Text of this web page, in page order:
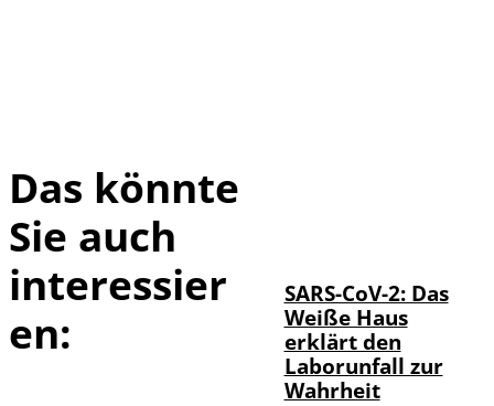
Das könnte
Sie auch
interessier
en:
SARS-CoV-2: Das
Weiße Haus
erklärt den
Laborunfall zur
Wahrheit